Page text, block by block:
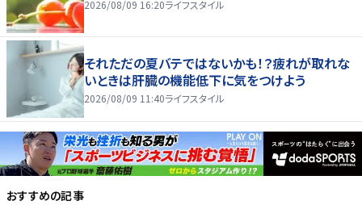
2026/08/09 16:20ライフスタイル
それただの夏バテではないかも！？疲れが取れな
いときは肝臓の機能低下に気をつけよう
2026/08/09 11:40ライフスタイル
おすすめの記事